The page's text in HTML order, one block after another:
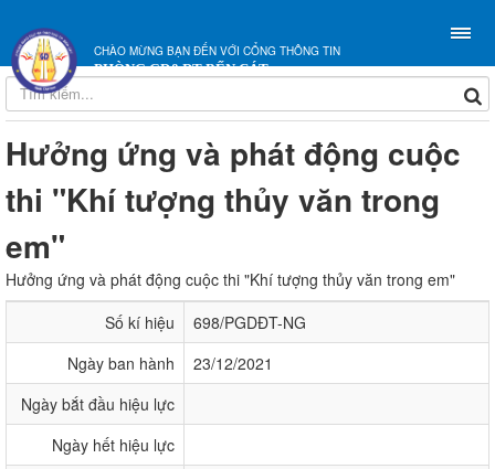
CHÀO MỪNG BẠN ĐẾN VỚI CỔNG THÔNG TIN
PHÒNG GD&ĐT BẾN CÁT
Hưởng ứng và phát động cuộc
thi "Khí tượng thủy văn trong
em"
Hưởng ứng và phát động cuộc thi "Khí tượng thủy văn trong em"
Số kí hiệu
698/PGDĐT-NG
Ngày ban hành
23/12/2021
Ngày bắt đầu hiệu lực
Ngày hết hiệu lực